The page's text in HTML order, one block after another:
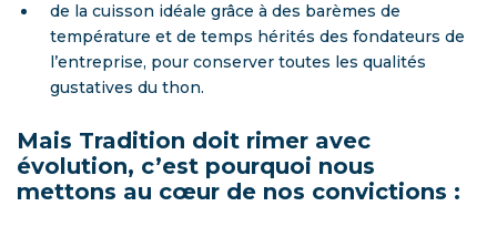
de la cuisson idéale grâce à des barèmes de
température et de temps hérités des fondateurs de
l’entreprise, pour conserver toutes les qualités
gustatives du thon.
Mais Tradition doit rimer avec
évolution, c’est pourquoi nous
mettons au cœur de nos convictions :